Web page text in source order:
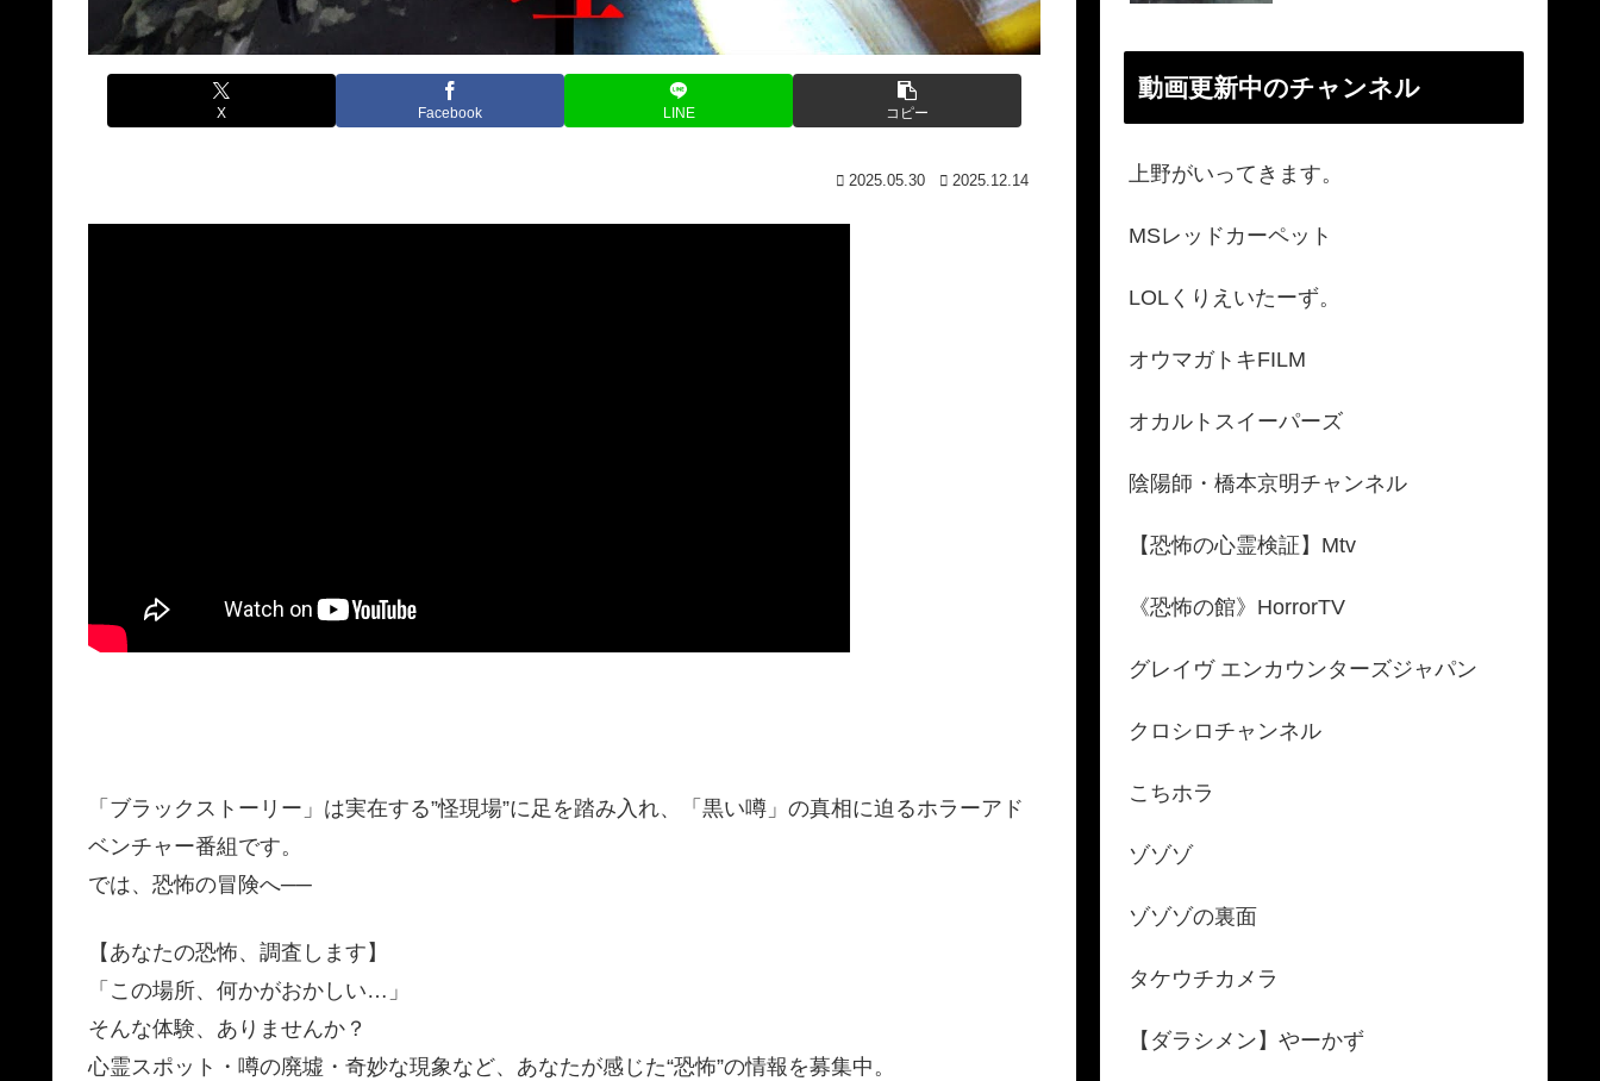
X Facebook LINE コピー
2025.05.30 2025.12.14
「ブラックストーリー」は実在する”怪現場”に足を踏み入れ、「黒い噂」の真相に迫るホラーアド
ベンチャー番組です。
では、恐怖の冒険へ──
【あなたの恐怖、調査します】
「この場所、何かがおかしい…」
そんな体験、ありませんか？
心霊スポット・噂の廃墟・奇妙な現象など、あなたが感じた“恐怖”の情報を募集中。
動画更新中のチャンネル
上野がいってきます。
MSレッドカーペット
LOLくりえいたーず。
オウマガトキFILM
オカルトスイーパーズ
陰陽師・橋本京明チャンネル
【恐怖の心霊検証】Mtv
《恐怖の館》HorrorTV
グレイヴ エンカウンターズジャパン
クロシロチャンネル
こちホラ
ゾゾゾ
ゾゾゾの裏面
タケウチカメラ
【ダラシメン】やーかず